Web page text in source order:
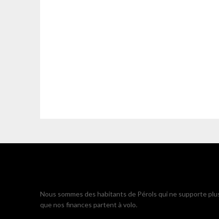
Nous sommes des habitants de Pérols qui ne supporte
que nos finances partent à volo.